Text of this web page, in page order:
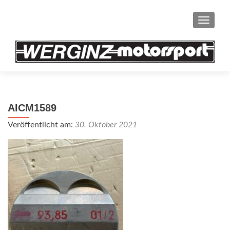
AICM1589
Veröffentlicht am: 30. Oktober 2021